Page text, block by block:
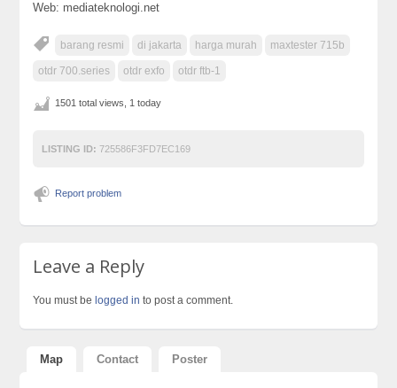
Web: mediateknologi.net
barang resmi di jakarta harga murah maxtester 715b
otdr 700.series otdr exfo otdr ftb-1
1501 total views, 1 today
LISTING ID: 725586F3FD7EC169
Report problem
Leave a Reply
You must be logged in to post a comment.
Map Contact Poster